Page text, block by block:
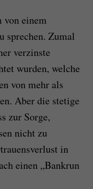
von einem
sprechen. Zumal
verzinste
wurden, welche
von mehr als
Aber die stetige
zur Sorge,
nicht zu
in
einen„Bankrun